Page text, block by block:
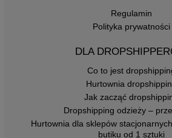
Regulamin
Polityka prywatności
DLA
Co to jest
Hurtownia
Jak zacząć
Dropshipping odzieży –
Hurtownia dla sklepów
butiku od 1 sztuki